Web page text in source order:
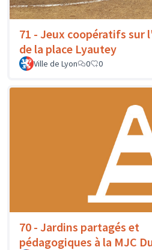
71 - Jeux coopératifs sur
de la place Lyautey
Ville de Lyon 0 0
70 - Jardins partagés et
pédagogiques à la MJC